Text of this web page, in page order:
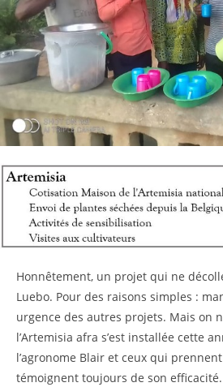
Honnêtement, un projet qui ne
Luebo. Pour des raisons simples :
urgence des autres projets. Mais on
l’Artemisia afra s’est installée cette
l’agronome Blair et ceux qui
témoignent toujours de son efficacité.